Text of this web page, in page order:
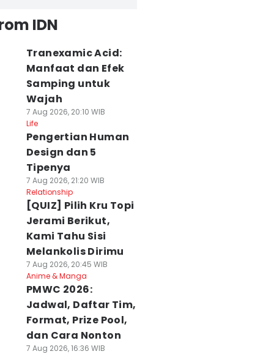
IDN
Tranexamic Acid:
Manfaat dan Efek
Samping untuk
Wajah
7 Aug 2026, 20:10 WIB
Life
Pengertian Human
Design dan 5
Tipenya
7 Aug 2026, 21:20 WIB
Relationship
[QUIZ] Pilih Kru Topi
Jerami Berikut,
Kami Tahu Sisi
Melankolis Dirimu
7 Aug 2026, 20:45 WIB
Anime & Manga
PMWC 2026:
Jadwal, Daftar Tim,
Format, Prize Pool,
dan Cara Nonton
7 Aug 2026, 16:36 WIB